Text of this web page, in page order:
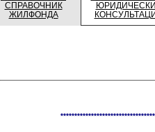
СПРАВОЧНИК
ЖИЛФОНДА